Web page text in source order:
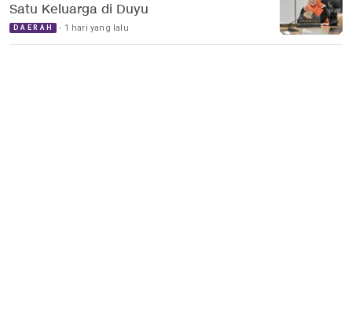
Satu Keluarga di Duyu
DAERAH 1 hari yang lalu